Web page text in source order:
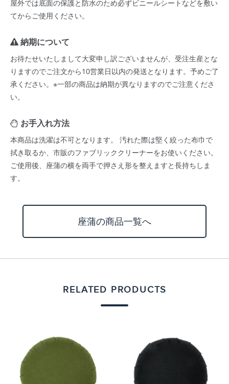
屋外では底面の保護と防水のため必ずビニールシートなどを敷い
てからご使用ください。
納期について
お待たせいたしまして大変申し訳ございませんが、受注生産とな
りますのでご注文から10営業日以内の発送となります。予めご了
承ください。※一部の商品は納期が異なりますのでご注意くださ
い。
お手入れ方法
本商品は洗濯は不可となります。 汚れた際は堅く絞った布巾で
拭き取るか、市販のファブリッククリーナーをお使いください。
ご使用後、座蒲の横を両手で押さえ形を整えますと長持ちしま
す。
座蒲の商品一覧へ
RELATED PRODUCTS